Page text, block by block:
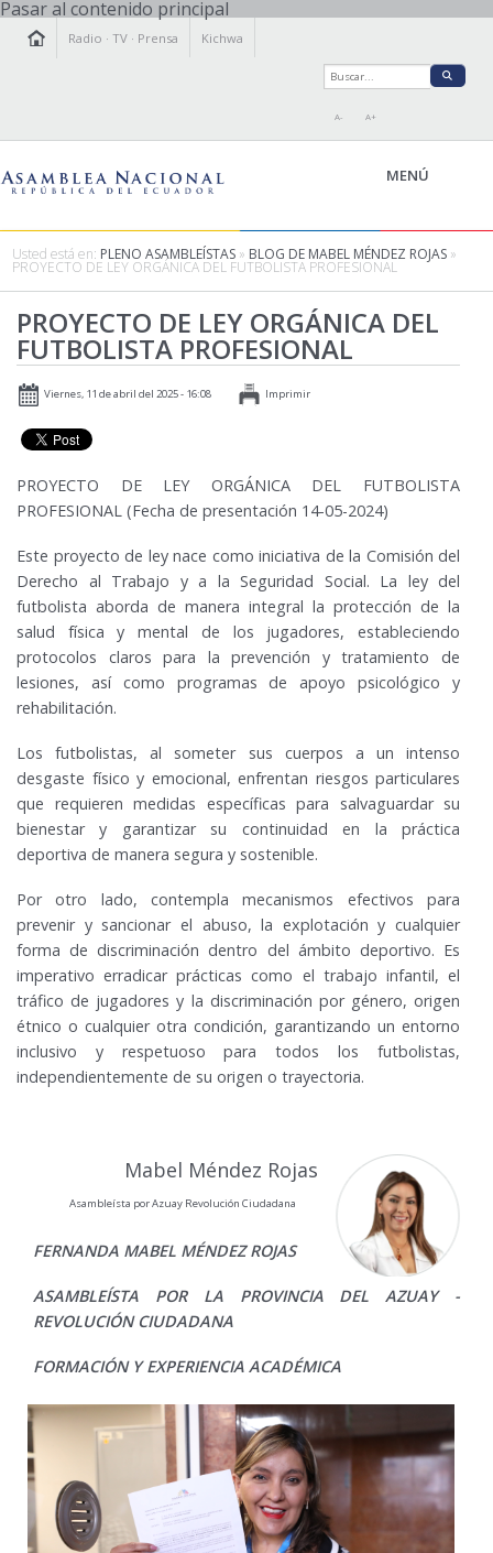
Pasar al contenido principal
Radio ·TV · Prensa Kichwa
A- A+
MENÚ
LEGISLAMOS
FISCALIZAMOS
TRANSPARENCIA
PRENSA
PARTICIPACIÓN
AGENDA
Usted está en: PLENO ASAMBLEÍSTAS » BLOG DE MABEL MÉNDEZ ROJAS »
PROYECTO DE LEY ORGÁNICA DEL FUTBOLISTA PROFESIONAL
PROYECTO DE LEY ORGÁNICA DEL
FUTBOLISTA PROFESIONAL
Viernes, 11 de abril del 2025 - 16:08 Imprimir
PROYECTO DE LEY ORGÁNICA DEL FUTBOLISTA
PROFESIONAL (Fecha de presentación 14-05-2024)
Este proyecto de ley nace como iniciativa de la Comisión del
Derecho al Trabajo y a la Seguridad Social. La ley del
futbolista aborda de manera integral la protección de la
salud física y mental de los jugadores, estableciendo
protocolos claros para la prevención y tratamiento de
lesiones, así como programas de apoyo psicológico y
rehabilitación.
Los futbolistas, al someter sus cuerpos a un intenso
desgaste físico y emocional, enfrentan riesgos particulares
que requieren medidas específicas para salvaguardar su
bienestar y garantizar su continuidad en la práctica
deportiva de manera segura y sostenible.
Por otro lado, contempla mecanismos efectivos para
prevenir y sancionar el abuso, la explotación y cualquier
forma de discriminación dentro del ámbito deportivo. Es
imperativo erradicar prácticas como el trabajo infantil, el
tráfico de jugadores y la discriminación por género, origen
étnico o cualquier otra condición, garantizando un entorno
inclusivo y respetuoso para todos los futbolistas,
independientemente de su origen o trayectoria.
Mabel Méndez Rojas
Asambleísta por Azuay Revolución Ciudadana
FERNANDA MABEL MÉNDEZ ROJAS
ASAMBLEÍSTA POR LA PROVINCIA DEL AZUAY -
REVOLUCIÓN CIUDADANA
FORMACIÓN Y EXPERIENCIA ACADÉMICA